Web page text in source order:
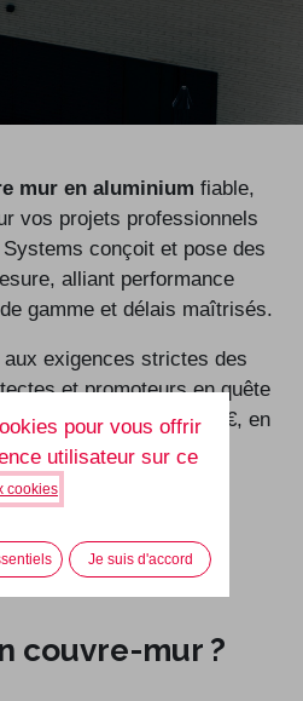
mur en aluminium fiable,
vos projets professionnels
conçoit et pose des
alliant performance
gamme et délais maîtrisés.
exigences strictes des
et promoteurs en quête
à partir de 250 000 €, en
murs
couvre-mur ?
pour vous offrir
utilisateur sur ce
cookies
Je suis d'accord